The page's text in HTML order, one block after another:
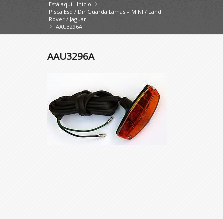
Está aqui: Início
Pisca Esq / Dir Guarda Lamas – MINI / Land
Rover / Jaguar
»
AAU3296A
AAU3296A